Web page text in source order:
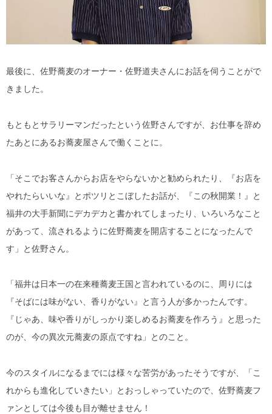
最後に、佐野蕎麦のオーナー・佐野道夫さんにお話を伺うことがで
きました。
もともとサラリーマンだったという佐野さんですが、お仕事を辞め
たあとにあるお蕎麦屋さんで働くことに。
「そこでお客さんからお店をやらないかと勧められたり、『お店を
やれたらいいな』とポツリとこぼしたお話が、『この秋開業！』と
福井の大手新聞にデカデカと書かれてしまったり、いろいろなこと
があって、流されるように佐野蕎麦を開店することになったんで
す」と佐野さん。
「福井は日本一の在来種蕎麦王国と言われているのに、周りには
『そばには味がない、香りがない』と言う人が多かったんです。
『じゃあ、味や香りがしっかり楽しめるお蕎麦を作ろう』と思った
のが、今の異次元蕎麦の原点ですね」とのこと。
今のスタイルになるまでには様々な苦労があったそうですが、「こ
れからも進化していきたい」とおっしゃっていたので、佐野蕎麦フ
ァンとしては今後も目が離せません！